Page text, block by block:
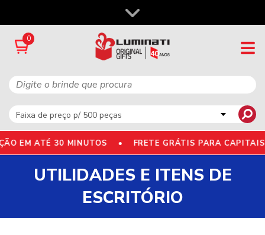
0
EM ATÉ 30 MINUTOS • FRETE GRÁTIS PARA
UTILIDADES E ITENS DE
ESCRITÓRIO